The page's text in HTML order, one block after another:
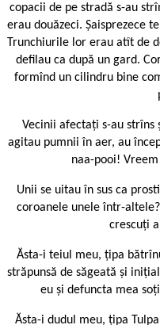
copacii de pe stradă s-au
erau douăzeci. Șaisprezece
Trunchiurile lor erau atît de
defilau ca după un gard.
formînd un cilindru bine
Vecinii afectați s-au
agitau pumnii în aer, au
naa-pooi!
Unii se uitau în sus ca
coroanele unele într-
crescuți
Ăsta-i teiul meu, țipa
străpunsă de săgeată și
eu și defuncta mea
Ăsta-i dudul meu, țipa